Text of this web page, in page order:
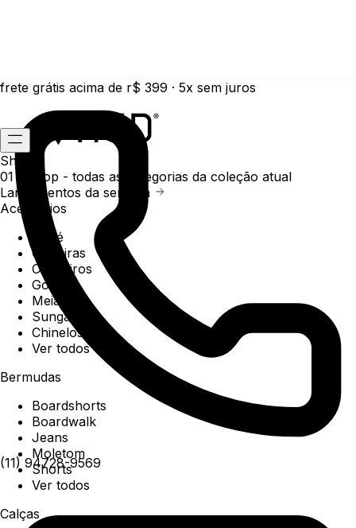
frete grátis acima de r$ 399 · 5x sem juros
(11) 94728-9569
Shop
01 /
Shop - todas as categorias da coleção atual
Lançamentos da semana
Acessórios
Boné
Carteiras
Chaveiros
Gorros
Meias
Sunga
Chinelos
Ver todos
Bermudas
Boardshorts
Boardwalk
Jeans
Moletom
Shorts
Ver todos
Calças